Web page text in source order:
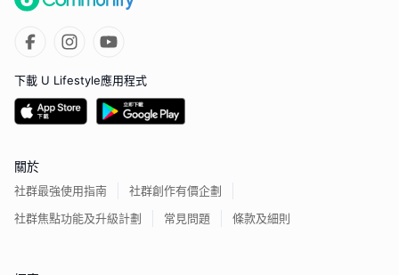
下載 U Lifestyle應用程式
關於
社群最強使用指南
社群創作有價企劃
社群焦點功能及升級計劃
常見問題 條款及細則